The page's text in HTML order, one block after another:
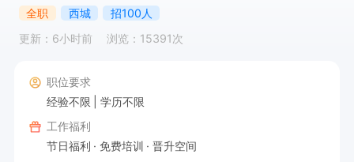
全职 西城
招100人
更新：6小时前
浏览：15391次
职位要求
经验不限
学历不限
工作福利
节日福利
免费培训
晋升空间